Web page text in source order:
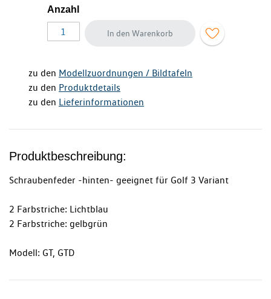
Anzahl
In den Warenkorb
zu den Modellzuordnungen / Bildtafeln
zu den Produktdetails
zu den Lieferinformationen
Produktbeschreibung:
Schraubenfeder -hinten- geeignet für Golf 3 Variant
2 Farbstriche: Lichtblau
2 Farbstriche: gelbgrün
Modell: GT, GTD